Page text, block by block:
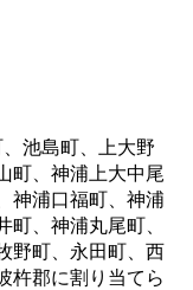
池島町、上大野
町、神浦上大中尾
神浦口福町、神浦
、神浦丸尾町、
野町、永田町、西
杵郡に割り当てら